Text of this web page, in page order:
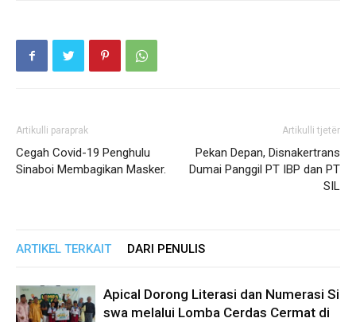
Artikulli paraprak
Cegah Covid-19 Penghulu
Sinaboi Membagikan Masker.
Artikulli tjetër
Pekan Depan, Disnakertrans
Dumai Panggil PT IBP dan PT
SIL
ARTIKEL TERKAIT DARI PENULIS
Apical Dorong Literasi dan Numerasi Si
swa melalui Lomba Cerdas Cermat di